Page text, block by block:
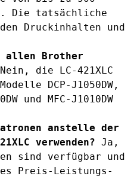
Die tatsächliche
Druckinhalten und
allen Brother
Nein, die LC-421XLC
DCP-J1050DW,
und MFC-J1010DW
anstelle der
verwenden? Ja,
sind verfügbar und
Preis-Leistungs-